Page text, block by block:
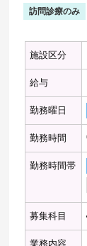
訪問診療のみ
施設区分
給与
勤務曜日
勤務時間
勤務時間帯
募集科目
業務内容